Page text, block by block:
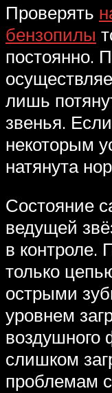
Проверять
бензопилы
постоянно.
лишь
звенья.
некоторым
натянута
Состояние
ведущей
в контроле.
только
острыми
уровнем
воздушного
слишком
проблемам